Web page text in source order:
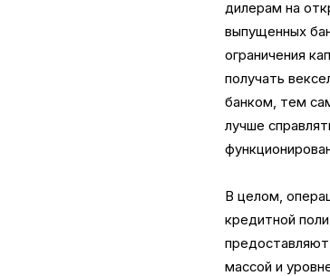
дилерам на
выпущенных
ограничения
получать
банком, тем
лучше
В целом,
кредитной
массой и